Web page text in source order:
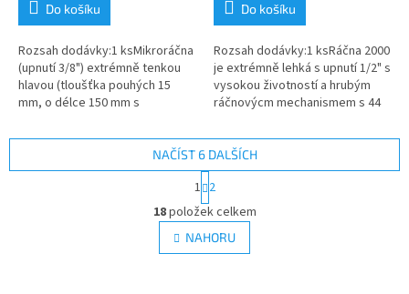
Do košíku
Rozsah dodávky:1 ksMikroráčna
(upnutí 3/8") extrémně tenkou
hlavou (tloušťka pouhých 15
mm, o délce 150 mm s
velmi úzká ráčna pro speciální
Do košíku
Rozsah dodávky:1 ksRáčna 2000
je extrémně lehká s upnutí 1/2" s
vysokou životností a hrubým
ráčnovýcm mechanismem s 44
páčkou. Červené tlačítko pro...
O
v
l
á
NAČÍST 6 DALŠÍCH
t
r
á
n
k
1 2
18položek celkem
NAHORU